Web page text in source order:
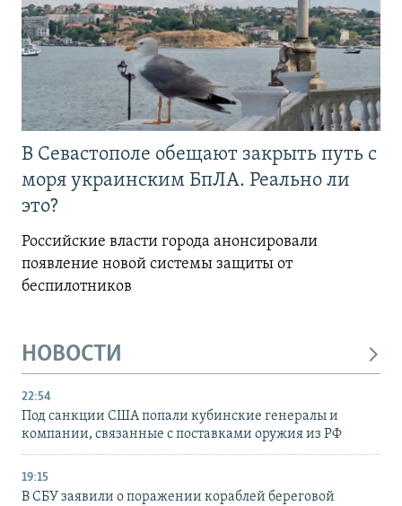
В Севастополе обещают закрыть путь с
моря украинским БпЛА. Реально ли
это?
Российские власти города анонсировали
появление новой системы защиты от
беспилотников
НОВОСТИ
22:54
Под санкции США попали кубинские генералы и
компании, связанные с поставками оружия из РФ
19:15
В СБУ заявили о поражении кораблей береговой